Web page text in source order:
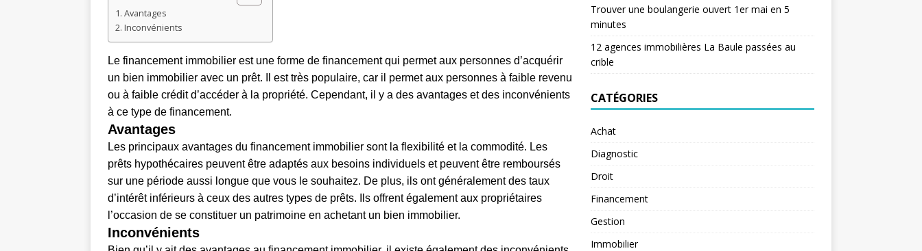
Avantages
Inconvénients
Le financement immobilier est une forme de financement qui permet aux personnes d’acquérir
un bien immobilier avec un prêt. Il est très populaire, car il permet aux personnes à faible revenu
ou à faible crédit d’accéder à la propriété. Cependant, il y a des avantages et des inconvénients
à ce type de financement.
Avantages
Les principaux avantages du financement immobilier sont la flexibilité et la commodité. Les
prêts hypothécaires peuvent être adaptés aux besoins individuels et peuvent être remboursés
sur une période aussi longue que vous le souhaitez. De plus, ils ont généralement des taux
d’intérêt inférieurs à ceux des autres types de prêts. Ils offrent également aux propriétaires
l’occasion de se constituer un patrimoine en achetant un bien immobilier.
Inconvénients
Trouver une boulangerie ouvert 1er mai en 5
minutes
12 agences immobilières La Baule passées au
crible
CATÉGORIES
Achat
Diagnostic
Droit
Financement
Gestion
Immobilier